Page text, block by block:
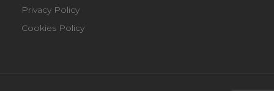
Privacy Policy
Cookies Policy